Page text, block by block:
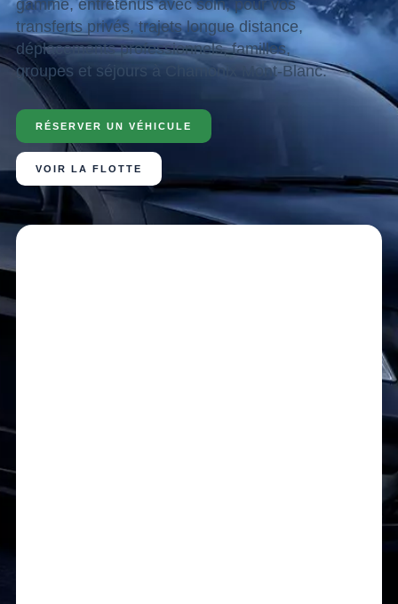
gamme, entretenus avec soin, pour vos
transferts privés, trajets longue distance,
déplacements professionnels, familles,
groupes et séjours à Chamonix Mont-Blanc.
RÉSERVER UN VÉHICULE
VOIR LA FLOTTE